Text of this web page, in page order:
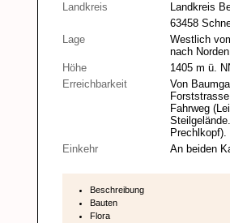
Landkreis
Landkreis
63458
Lage
Westlich
nach
Höhe
1405 m ü.
Erreichbarkeit
Von
Fahrweg
Einkehr
An beiden
Beschreibung
Bauten
Flora